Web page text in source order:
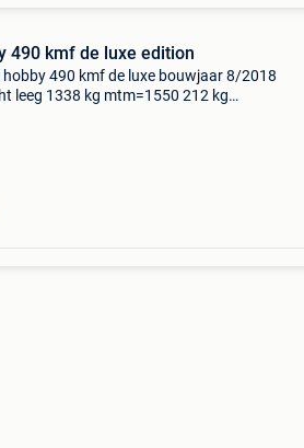
490 kmf de luxe edition
hobby 490 kmf de luxe bouwjaar 8/2018
leeg 1338 kg mtm=1550 212 kg